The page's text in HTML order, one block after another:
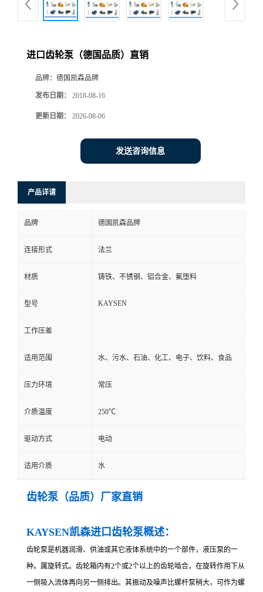
进口齿轮泵（德国品质）直销
品牌： 德国凯森品牌
发布日期： 2018-08-16
更新日期： 2026-08-06
发送咨询信息
产品详请
品牌 德国凯森品牌
连接形式 法兰
材质 铸铁、不锈钢、铝合金、氟堕料
型号 KAYSEN
工作压差
适用范围 水、污水、石油、化工、电子、饮料、食品
压力环境 常压
介质温度 250℃
驱动方式 电动
适用介质 水
齿轮泵（品质）厂家直销
KAYSEN凯森进 口齿轮泵概述：
齿轮泵是机器润滑、供油或其它液体系统中的一个部件，液压泵的一
种。属旋转式。齿轮箱内有2个或2个以上的齿轮啮合，在旋转作用下从
一侧吸入流体再向另一侧排出。其振动及噪声比螺杆泵稍大，可作为螺